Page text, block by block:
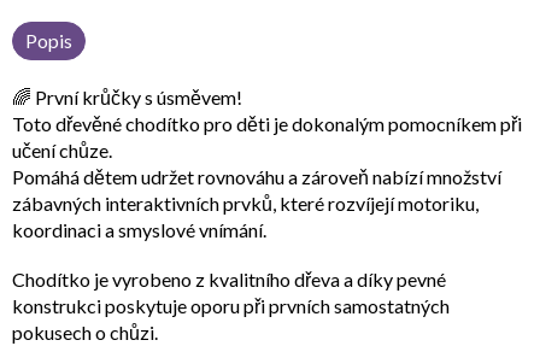
Popis
🌈 První krůčky s úsměvem!
Totodřevěné chodítko pro děti je dokonalým pomocníkem při
učení chůze.
Pomáhá dětem udržet rovnováhu a zároveň nabízí množství
zábavných interaktivních prvků, které rozvíjejí motoriku,
koordinaci a smyslové vnímání.
Chodítko je vyrobeno z kvalitního dřevaa díkypevné
konstrukciposkytuje oporu při prvních samostatných
pokusech o chůzi.